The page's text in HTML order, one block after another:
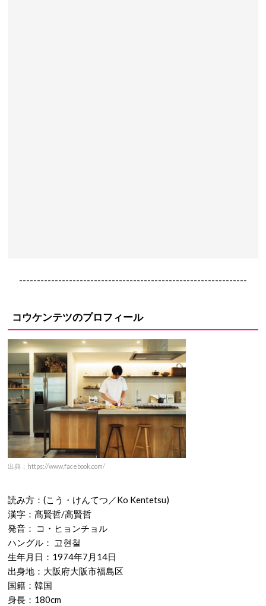
----------------------------------------------------------------
コウケンテツのプロフィール
出典：https://www.facebook.com/
読み方：(こう・けんてつ／Ko Kentetsu)
漢字：髙賢哲/高賢哲
発音： コ・ヒョンチョル
ハングル： 고현철
生年月日：1974年7月14日
出身地：大阪府大阪市福島区
国籍：韓国
身長：180cm